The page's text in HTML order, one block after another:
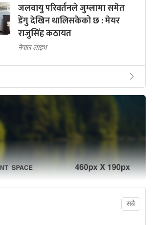
जलवायु परिवर्तनले जुम्लामा समेत
डेंगु देखिन थालिसकेको छ : मेयर
राजुसिंह कठायत
नेपाल लाइभ
सबै